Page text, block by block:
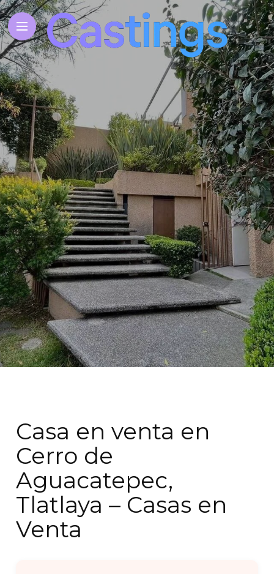
Casa en venta en
Cerro de
Aguacatepec,
Tlatlaya – Casas en
Venta